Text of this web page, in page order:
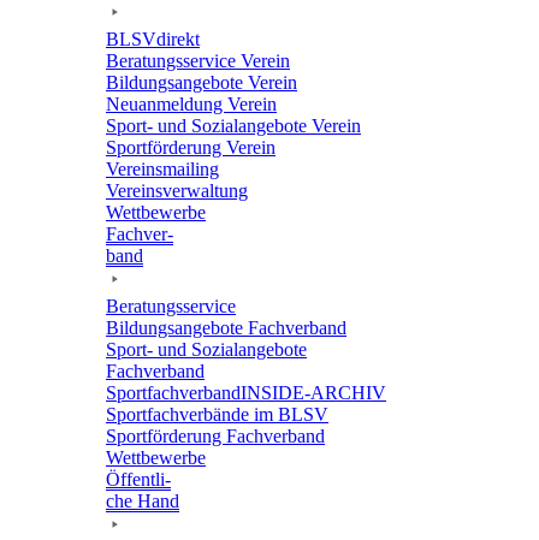
BLSVdi­rekt
Bera­tungs­ser­vice Verein
Bildungs­an­ge­bote Verein
Neuan­mel­dung Verein
Sport- und Sozi­al­an­ge­bote Verein
Sport­för­de­rung Verein
Vereins­mai­ling
Vereins­ver­wal­tung
Wett­be­werbe
Fach­ver­
band
Bera­tungs­ser­vice
Bildungs­an­ge­bote Fachverband
Sport- und Sozi­al­an­ge­bote
Fachverband
Sport­fach­ver­ban­d­IN­SIDE-ARCHIV
Sport­fach­ver­bände im BLSV
Sport­för­de­rung Fachverband
Wett­be­werbe
Öffent­li­
che Hand